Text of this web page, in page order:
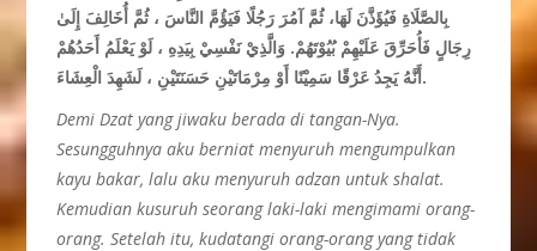
بِالصَّلَاةِ فَيُؤَذَّنَ لَهَا، ثُمَّ آمُرَ رَجُلًا فَيَؤُمَّ النَّاسَ ، ثُمَّ أُخَالِفَ إِلَىٰ
رِجَالٍ فَأُحَرِّقَ عَلَيْهِمْ بُيُوْتَهُمْ. وَالَّذِيْ نَفْسِيْ بِيَدِهِ ، لَوْ يَعْلَمُ أَحَدُهُمْ
أَنَّهُ يَجِدُ عَرْقًا سَمِيْنًا أَوْ مِرْمَاتَيْنِ حَسَنَتَيْنِ ، لَشَهِدَ الْعِشَاءَ.
Demi Dzat yangjiwaku berada di tangan-Nya.
Sesungguhnya aku berniatmenyuruh mengumpulkan
kayu bakar, lalu aku menyuruh adzan untukshalat.
Kemudian kusuruh seorang laki-laki mengimami orang-
orang. Setelah itu, kudatangi orang-orang yang tidak